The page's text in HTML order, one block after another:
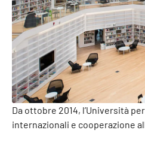
Da ottobre 2014, l’Università
internazionali e cooperazione